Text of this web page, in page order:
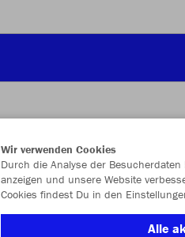
Wir verwenden Cookies
Durch die Analyse der
anzeigen und unsere Website
Cookies findest Du in den
Alle